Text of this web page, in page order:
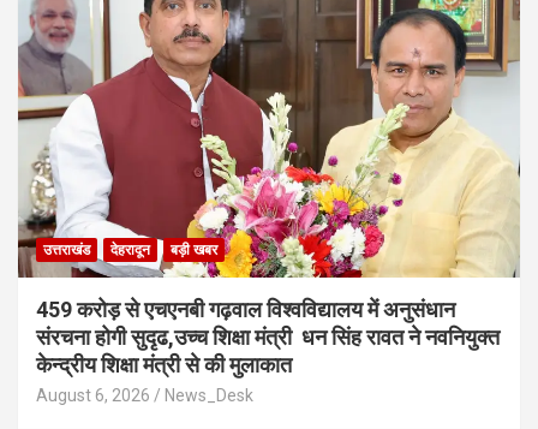
उत्तराखंड देहरादून बड़ी खबर
459 करोड़ से एचएनबी गढ़वाल विश्वविद्यालय में अनुसंधान
संरचना होगी सुदृढ,उच्च शिक्षा मंत्री धन सिंह रावत ने नवनियुक्त
केन्द्रीय शिक्षा मंत्री से की मुलाकात
August 6, 2026 News_Desk